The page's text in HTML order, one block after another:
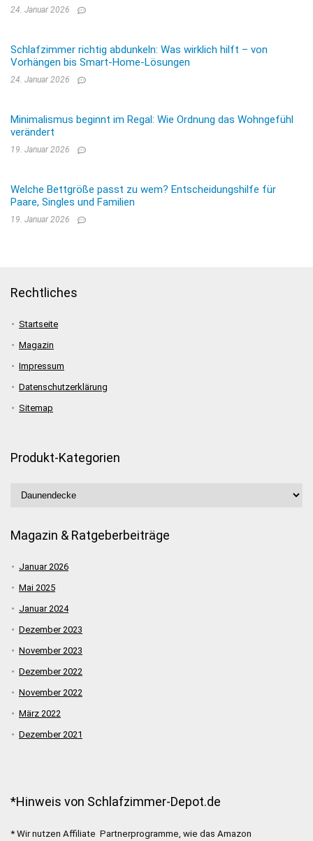
24. Januar 2026
Schlafzimmer richtig abdunkeln: Was wirklich hilft – von
Vorhängen bis Smart-Home-Lösungen
24. Januar 2026
Minimalismus beginnt im Regal: Wie Ordnung das Wohngefühl
verändert
19. Januar 2026
Welche Bettgröße passt zu wem? Entscheidungshilfe für
Paare, Singles und Familien
19. Januar 2026
Rechtliches
Startseite
Magazin
Impressum
Datenschutzerklärung
Sitemap
Produkt-Kategorien
Magazin & Ratgeberbeiträge
Januar 2026
Mai 2025
Januar 2024
Dezember 2023
November 2023
Dezember 2022
November 2022
März 2022
Dezember 2021
*Hinweis von Schlafzimmer-Depot.de
* Wir nutzen Affiliate Partnerprogramme, wie das Amazon